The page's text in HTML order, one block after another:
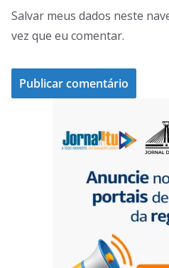
Salvar meus dados neste
vez que eu comentar.